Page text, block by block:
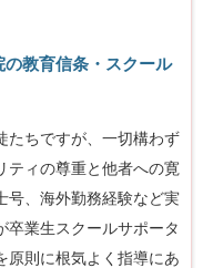
教育信条・スクール
たちですが、一切構わず
ティの尊重と他者への寛
号、海外勤務経験など実
卒業生スクールサポータ
原則に根気よく指導にあ